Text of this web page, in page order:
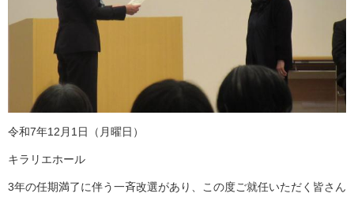
令和7年12月1日（月曜日）
キラリエホール
3年の任期満了に伴う一斉改選があり、この度ご就任いただく皆さん